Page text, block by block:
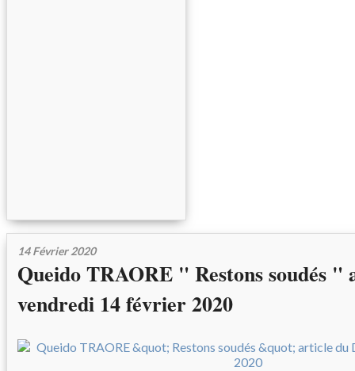
14 Février 2020
Queido TRAORE " Restons soudés
vendredi 14 février 2020